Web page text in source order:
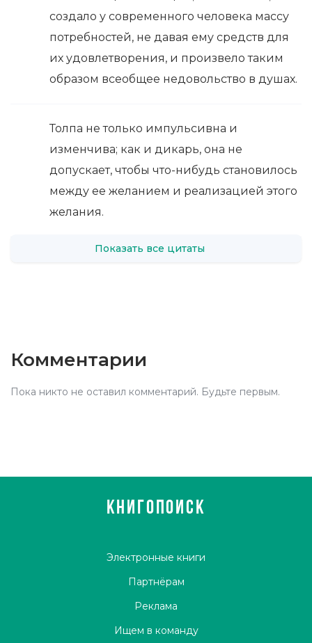
создало у современного человека массу
потребностей, не давая ему средств для
их удовлетворения, и произвело таким
образом всеобщее недовольство в душах.
Толпа не только импульсивна и
изменчива; как и дикарь, она не
допускает, чтобы что-нибудь становилось
между ее желанием и реализацией этого
желания.
Показать все цитаты
Комментарии
Пока никто не оставил комментарий. Будьте первым.
КНИГОПОИСК
Электронные книги
Партнёрам
Реклама
Ищем в команду